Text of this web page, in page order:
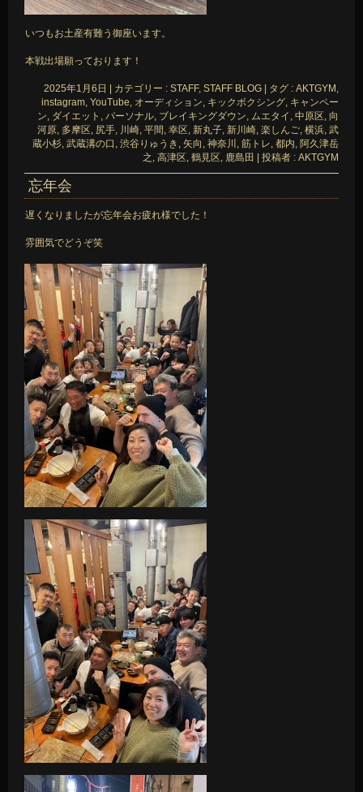
いつもお土産有難う御座います。
本戦出場願っております！
2025年1月6日 カテゴリー : STAFF, STAFF BLOG タグ : AKTGYM ,
instagram, YouTube, オーディション, キックボクシング, キャンペー
ン, ダイエット , パーソナル, ブレイキングダウン, ムエタイ , 中原区, 向
河原, 多摩区, 尻手, 川崎, 平間 , 幸区, 新丸子, 新川崎, 楽しんご, 横浜, 武
蔵小杉, 武蔵溝の口 , 渋谷りゅうき , 矢向 , 神奈川 , 筋トレ, 都内, 阿久津岳
之 , 高津区, 鶴見区, 鹿島田 投稿者 : AKTGYM
忘年会
遅くなりましたが忘年会お疲れ様でした！
雰囲気でどうぞ笑